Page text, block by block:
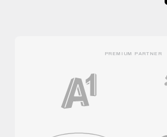
PREMIUM PARTNER